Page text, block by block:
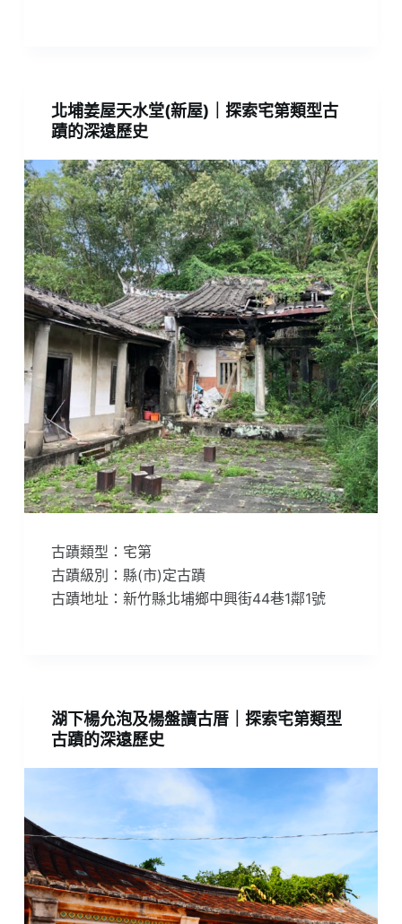
北埔姜屋天水堂(新屋)｜探索宅第類型古
蹟的深遠歷史
古蹟類型：宅第
古蹟級別：縣(市)定古蹟
古蹟地址：新竹縣北埔鄉中興街44巷1鄰1號
湖下楊允泡及楊盤讀古厝｜探索宅第類型
古蹟的深遠歷史